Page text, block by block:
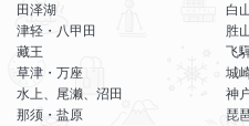
田泽湖
津轻・八甲田
藏王
草津・万座
水上、尾濑、沼田
那须・盐原
白
胜
飞
城
神
琵